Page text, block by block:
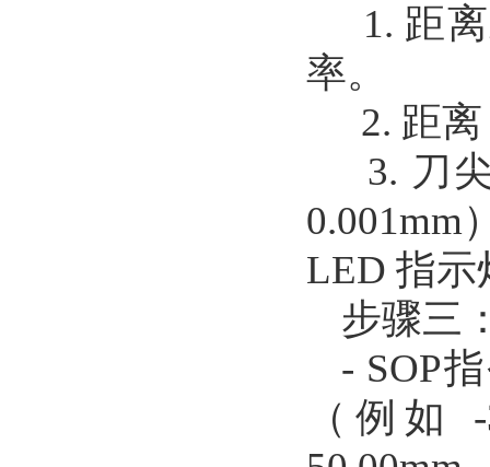
1. 距
率。
2. 距
3. 刀
0.001mm
LED 指
步骤三
- SOP
（例如